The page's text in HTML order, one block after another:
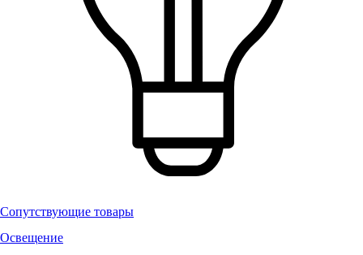
Сопутствующие товары
Освещение